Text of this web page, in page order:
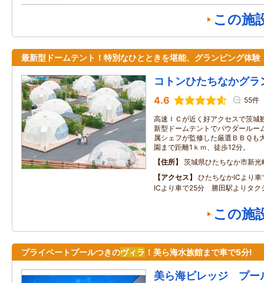
この施
最新型ドームテント！特別なひとときを堪能、グランピング体験
コトンひたちなかグラ
4.6 55件
高速ＩＣが近く好アクセスで茨城
新型ドームテントでパウダールー
属シェフが監修した厳選ＢＢＱも
園まで距離1ｋｍ、徒歩12分。
住所
茨城県ひたちなか市新光
アクセス
ひたちなかICより
ICより車で25分 勝田駅よりタク
この施
プライベートプールつきのヴィラ ！美ら海水族館まで車で5分!
美ら海ビレッジ プー